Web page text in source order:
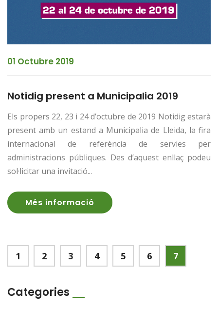
01 Octubre 2019
Notidig present a Municipalia 2019
Els propers 22, 23 i 24 d’octubre de 2019 Notidig estarà
present amb un estand a Municipalia de Lleida, la fira
internacional de referència de servies per
administracions públiques. Des d’aquest enllaç podeu
sol·licitar una invitació...
Més informació
1 2 3 4 5 6 7
Categories